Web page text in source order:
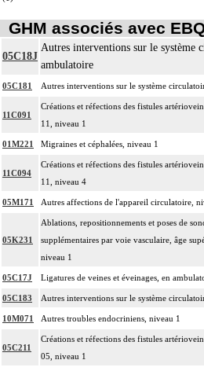
GHM associés avec
05C18J
Autres interventions sur le système
ambulatoire
05C181 Autres interventions sur le système
11C091
Créations et réfections des fistules
11, niveau 1
01M221 Migraines et céphalées, niveau 1
11C094
Créations et réfections des fistules
11, niveau 4
05M171 Autres affections de l'appareil circulatoire,
05K231
Ablations, repositionnements et poses de
supplémentaires par voie vasculaire, âge
niveau 1
05C17J Ligatures de veines et éveinages, en
05C183 Autres interventions sur le système
10M071 Autres troubles endocriniens, niveau 1
05C211
Créations et réfections des fistules
05, niveau 1